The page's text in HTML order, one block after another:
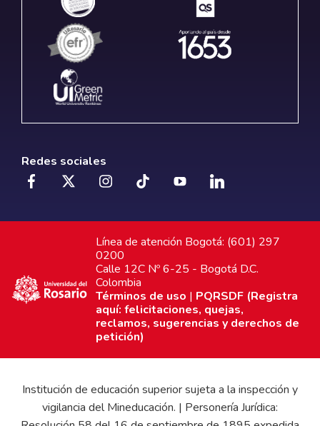
Redes sociales
Línea de atención Bogotá: (601) 297
0200
Calle 12C Nº 6-25 - Bogotá D.C.
Colombia
Términos de uso | PQRSDF (Registra
aquí: felicitaciones, quejas,
reclamos, sugerencias y derechos de
petición)
Institución de educación superior sujeta a la inspección y
vigilancia del Mineducación. | Personería Jurídica: